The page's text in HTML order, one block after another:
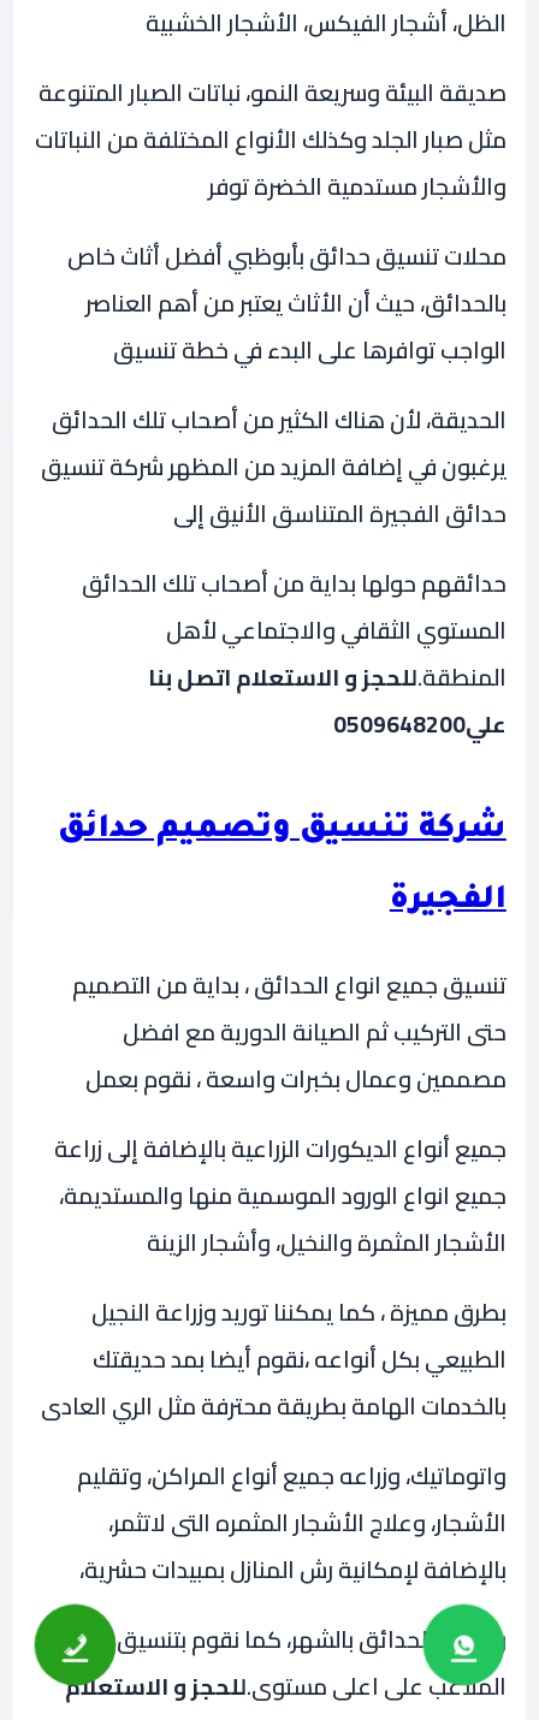
الظل، أشجار الفيكس، الأشجار الخشبية
صديقة البيئة وسريعة النمو، نباتات الصبار المتنوعة
مثل صبار الجلد وكذلك الأنواع المختلفة من النباتات
والأشجار مستدمية الخضرة توفر
محلات تنسيق حدائق بأبوظبي أفضل أثاث خاص
بالحدائق، حيث أن الأثاث يعتبر من أهم العناصر
الواجب توافرها على البدء في خطة تنسيق
الحديقة، لأن هناك الكثير من أصحاب تلك الحدائق
يرغبون في إضافة المزيد من المظهر شركة تنسيق
حدائق الفجيرة المتناسق الأنيق إلى
حدائقهم حولها بداية من أصحاب تلك الحدائق
المستوي الثقافي والاجتماعي لأهل
المنطقة.للحجز و الاستعلام اتصل بنا
علي0509648200
شركة تنسيق وتصميم حدائق
الفجيرة
تنسيق جميع انواع الحدائق ، بداية من التصميم
حتى التركيب ثم الصيانة الدورية مع افضل
مصممين وعمال بخبرات واسعة ، نقوم بعمل
جميع أنواع الديكورات الزراعية بالإضافة إلى زراعة
جميع انواع الورود الموسمية منها والمستديمة،
الأشجار المثمرة والنخيل، وأشجار الزينة
بطرق مميزة ، كما يمكننا توريد وزراعة النجيل
الطبيعي بكل أنواعه ،نقوم أيضا بمد حديقتك
بالخدمات الهامة بطريقة محترفة مثل الري العادى
واتوماتيك، وزراعه جميع أنواع المراكن، وتقليم
الأشجار، وعلاج الأشجار المثمره التى لاتثمر،
بالإضافة لإمكانية رش المنازل بمبيدات حشرية،
وصيانة الحدائق بالشهر، كما نقوم بتنسيق وفرش
الملاعب على اعلى مستوى.للحجز و الاستعلام